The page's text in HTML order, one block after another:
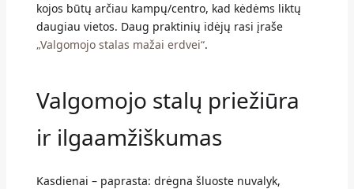
kojos būtų arčiau kampų/centro, kad kėdėms liktų
daugiau vietos. Daug praktinių idėjų rasi įraše
„Valgomojo stalas mažai erdvei“.
Valgomojo stalų priežiūra
ir ilgaamžiškumas
Kasdienai – paprasta: drėgna šluoste nuvalyk,